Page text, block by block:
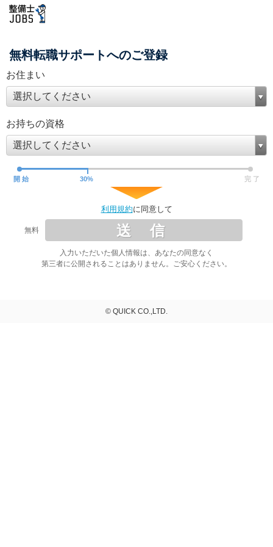
無料転職サポートへのご登録
お住まい
選択してください
お持ちの資格
選択してください
開 始 30% 完 了
利用規約に同意して
無料 送 信
入力いただいた個人情報は、あなたの同意なく
第三者に公開されることはありません。ご安心ください。
© QUICK CO.,LTD.